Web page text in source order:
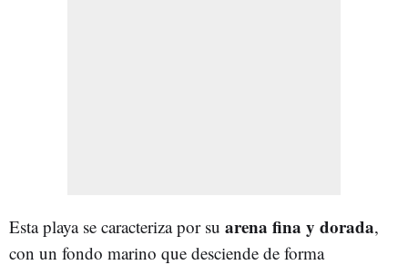
Esta playa se caracteriza por su arena fina y dorada,
con un fondo marino que desciende de forma